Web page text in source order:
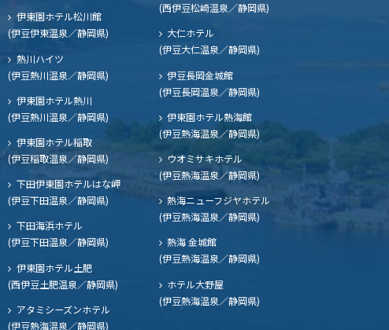
伊東園ホテル松川館
(伊豆伊東温泉／静岡県)
熱川ハイツ
(伊豆熱川温泉／静岡県)
伊東園ホテル熱川
(伊豆熱川温泉／静岡県)
伊東園ホテル稲取
(伊豆稲取温泉／静岡県)
下田伊東園ホテルはな岬
(伊豆下田温泉／静岡県)
下田海浜ホテル
(伊豆下田温泉／静岡県)
伊東園ホテル土肥
(西伊豆土肥温泉／静岡県)
(西伊豆松崎温泉／静岡県)
大仁ホテル
(伊豆大仁温泉／静岡県)
伊豆長岡金城館
(伊豆長岡温泉／静岡県)
伊東園ホテル熱海館
(伊豆熱海温泉／静岡県)
ウオミサキホテル
(伊豆熱海温泉／静岡県)
熱海ニューフジヤホテル
(伊豆熱海温泉／静岡県)
熱海 金城館
(伊豆熱海温泉／静岡県)
ホテル大野屋
(伊豆熱海温泉／静岡県)
アタミシーズンホテル
(伊豆熱海温泉／静岡県)